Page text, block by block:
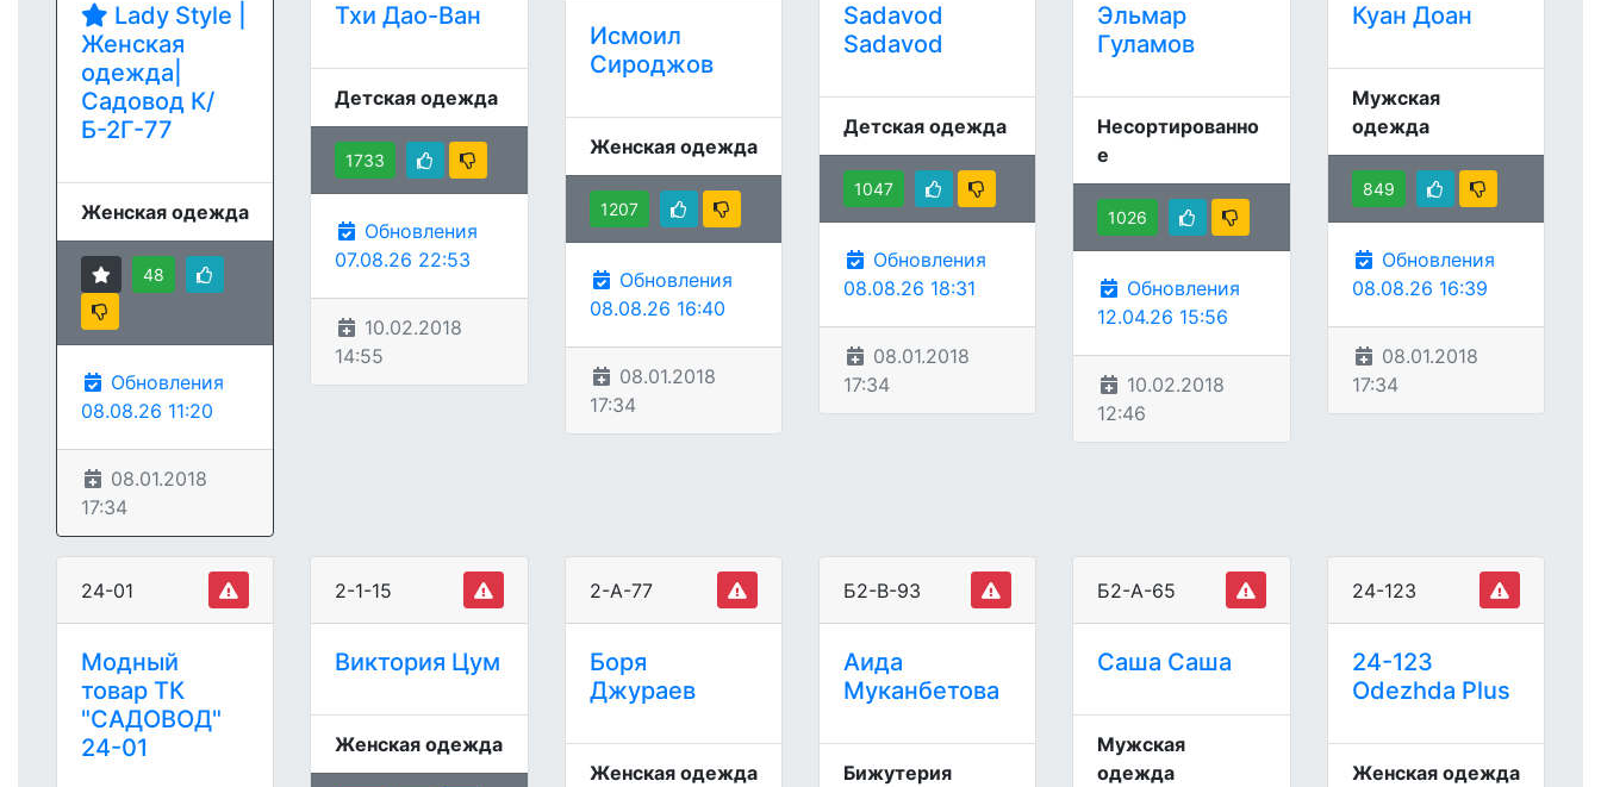
Lady Style |
Женская
одежда|
Садовод К/
Б-2Г-77
Женская одежда
48
Обновления
08.08.26 11:20
08.01.2018
17:34
Тхи Дао-Ван
Детская одежда
1733
Обновления
07.08.26 22:53
10.02.2018
14:55
Исмоил
Сироджов
Женская одежда
1207
Обновления
08.08.26 16:40
08.01.2018
17:34
Sadavod
Sadavod
Детская одежда
1047
Обновления
08.08.26 18:31
08.01.2018
17:34
Эльмар
Гуламов
Несортированно
е
1026
Обновления
12.04.26 15:56
10.02.2018
12:46
Куан Доан
Мужская
одежда
849
Обновления
08.08.26 16:39
08.01.2018
17:34
24-01
Модный
товар ТК
"САДОВОД"
24-01
2-1-15
Виктория Цум
Женская одежда
2-А-77
Боря
Джураев
Женская одежда
Б2-В-93
Аида
Муканбетова
Бижутерия
Б2-А-65
Саша Саша
Мужская
одежда
24-123
24-123
Odezhda Plus
Женская одежда